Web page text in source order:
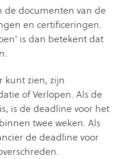
documenten van de
en certificeringen.
is dan betekent dat
kunt zien, zijn
of Verlopen. Als de
is de deadline voor het
twee weken. Als
de deadline voor